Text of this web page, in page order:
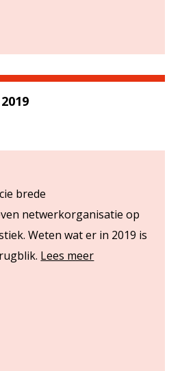
brede
netwerkorganisatie op
Weten wat er in 2019 is
Lees meer